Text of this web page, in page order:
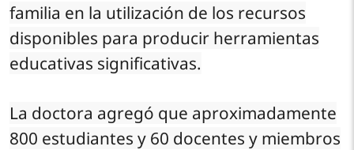
familia en la utilización de los recursos
disponibles para producir herramientas
educativas significativas.
La doctora agregó que aproximadamente
800 estudiantes y 60 docentes y miembros